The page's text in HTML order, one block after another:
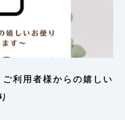
利用者様からの嬉しい